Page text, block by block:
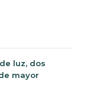
luz, dos
mayor